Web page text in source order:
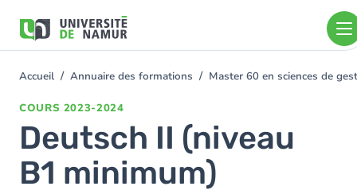
contenu
You
Accueil Annuaire des formations Master 60 en sciences de
COURS 2023-2024
Deutsch II (niveau
B1 minimum)